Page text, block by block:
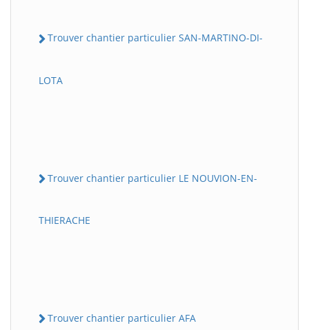
Trouver chantier particulier SAN-MARTINO-DI-
LOTA
Trouver chantier particulier LE NOUVION-EN-
THIERACHE
Trouver chantier particulier AFA